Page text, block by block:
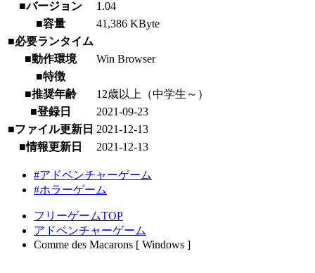
■バージョン
1.04
■容量
41,386 KByte
■必要ランタイム
■動作環境
Win Browser
■特徴
■推奨年齢
12歳以上（中学生～）
■登録日
2021-09-23
■ファイル更新日 2021-12-13
■情報更新日
2021-12-13
#アドベンチャーゲーム
#ホラーゲーム
フリーゲームTOP
アドベンチャーゲーム
Comme des Macarons [ Windows ]